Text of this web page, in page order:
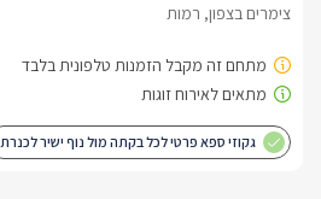
צימרים בצפון, רמות
גקוזי ספא פרטי לכל בקתה מול נוף ישיר לכנרת